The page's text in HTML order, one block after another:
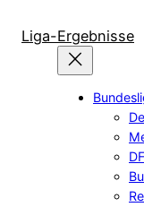
InhaltLiga-Ergebnisse